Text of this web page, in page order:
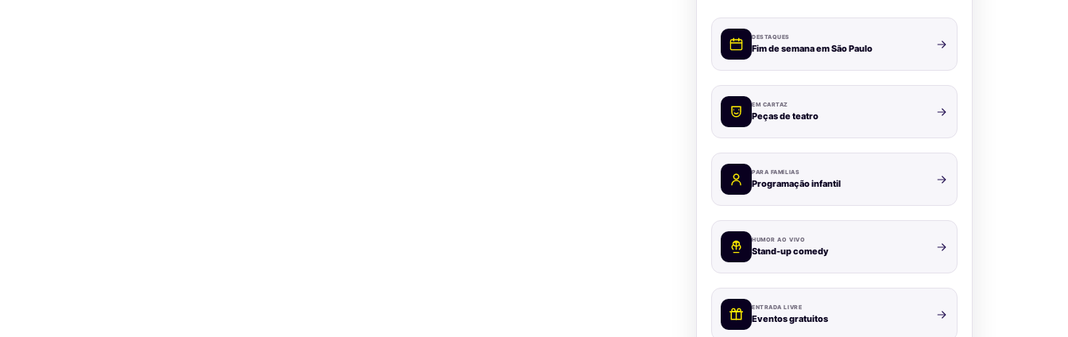
DESTAQUES
Fim de semana em São Paulo
EM CARTAZ
Peças de teatro
PARA FAMÍLIAS
Programação infantil
HUMOR AO VIVO
Stand-up comedy
ENTRADA LIVRE
Eventos gratuitos